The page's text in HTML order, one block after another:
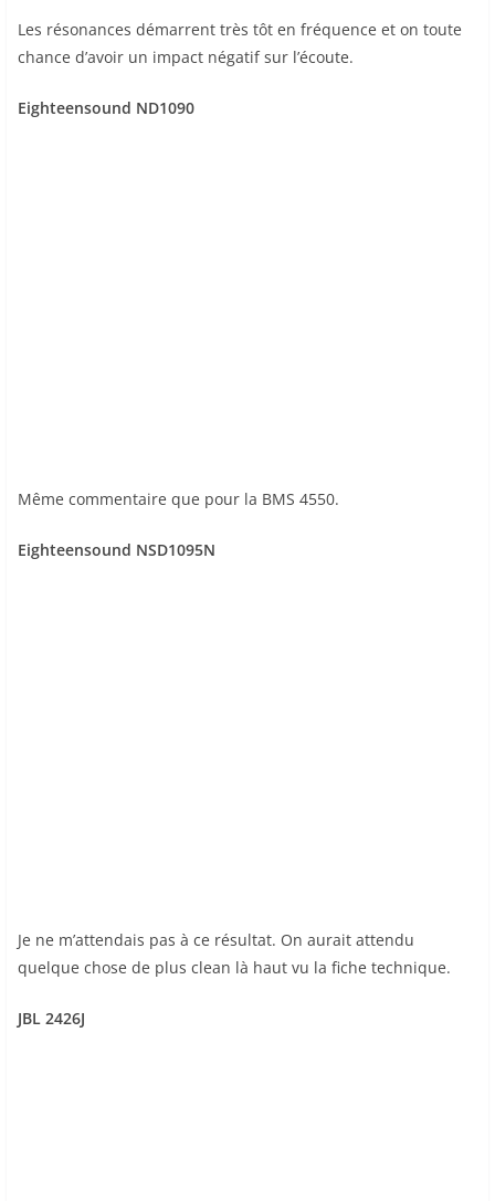
Les résonances démarrent très tôt en fréquence et on toute
chance d’avoir un impact négatif sur l’écoute.
Eighteensound ND1090
Même commentaire que pour la BMS 4550.
Eighteensound NSD1095N
Je ne m’attendais pas à ce résultat. On aurait attendu
quelque chose de plus clean là haut vu la fiche technique.
JBL 2426J